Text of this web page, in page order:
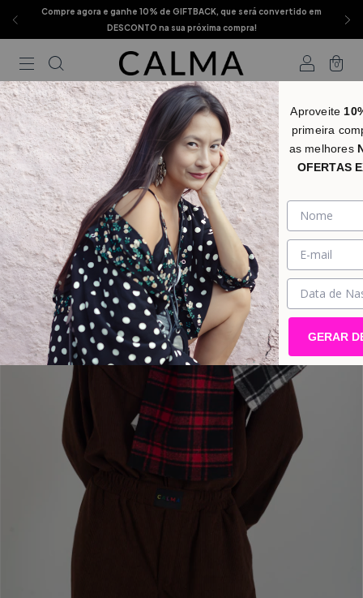
Compre agora e ganhe 10% de GIFTBACK, que será convertido em
DESCONTO na sua próxima compra!
0
Aproveite
primeira
as melhores
OFERTAS
GERAR